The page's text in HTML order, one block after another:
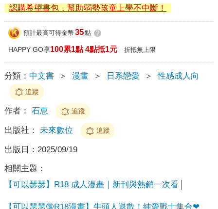
認購希望書包，幫助弱勢孩童上學不中斷！
預計最高可得金幣 35點 ?
HAPPY GO享100累1點 4點抵1元 折抵無上限
分類： 中文書 ＞ 漫畫 ＞ 日系戀愛 ＞ 性感成人向
追蹤
作者： 石恵 追蹤
出版社： 未來數位 追蹤
出版日： 2025/09/19
相關主題：
【可以瑟瑟】R18 成人漫畫｜新刊與熱銷一次看
【可以瑟瑟🔞R18漫畫】牛頭人退散！純愛戰士集合❤